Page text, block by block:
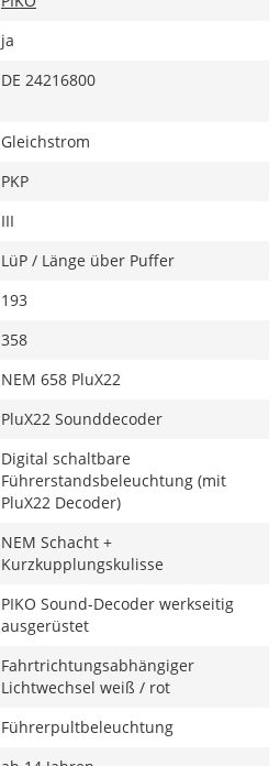
ja
DE 24216800
Gleichstrom
PKP
III
LüP / Länge über Puffer
193
358
NEM 658 PluX22
PluX22 Sounddecoder
Digital schaltbare
Führerstandsbeleuchtung (mit
PluX22 Decoder)
NEM Schacht +
Kurzkupplungskulisse
PIKO Sound-Decoder werkseitig
ausgerüstet
Fahrtrichtungsabhängiger
Lichtwechsel weiß / rot
Führerpultbeleuchtung